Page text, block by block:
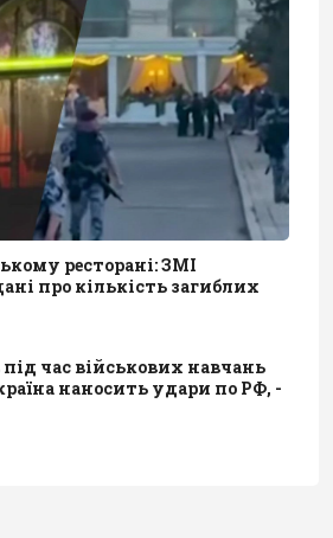
ресторані: ЗМІ
про кількість загиблих
час військових навчань
наносить удари по РФ, -